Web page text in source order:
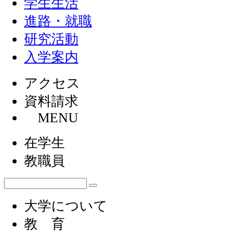
学生生活
進路・就職
研究活動
入学案内
アクセス
資料請求
MENU
在学生
教職員
大学について
教 育